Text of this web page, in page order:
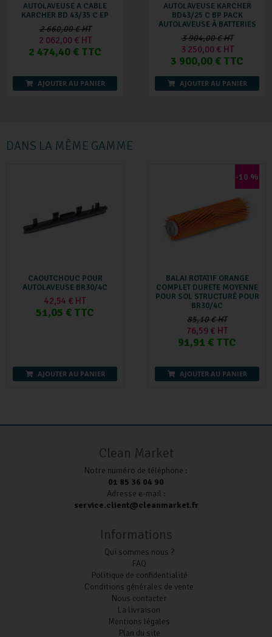
AUTOLAVEUSE A CABLE
KARCHER BD 43/35 C EP
2 660,00 € HT
2 062,00 € HT
2 474,40 € TTC
AJOUTER AU PANIER
AUTOLAVEUSE KARCHER
BD43/25 C BP PACK
AUTOLAVEUSE À BATTERIES
3 904,00 € HT
3 250,00 € HT
3 900,00 € TTC
AJOUTER AU PANIER
DANS LA MÊME GAMME
CAOUTCHOUC POUR
AUTOLAVEUSE BR30/4C
42,54 € HT
51,05 € TTC
AJOUTER AU PANIER
-10 %
BALAI ROTATIF ORANGE
COMPLET DURETE MOYENNE
POUR SOL STRUCTURÉ POUR
BR30/4C
85,10 € HT
76,59 € HT
91,91 € TTC
AJOUTER AU PANIER
Clean Market
Notre numéro de téléphone :
01 85 36 04 90
Adresse e-mail :
service.client@cleanmarket.fr
Informations
Qui sommes nous ?
FAQ
Politique de confidentialité
Conditions générales de vente
Nous contacter
La livraison
Mentions légales
Plan du site